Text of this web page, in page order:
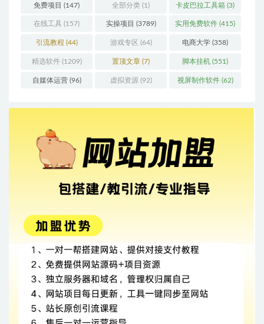
免费项目 (147) 全部分类 (1) 卡皮巴拉工具箱 (3)
在线工具 (157) 实操项目 (3789) 实用免费软件 (415)
引流教程 (44) 游戏专区 (64) 电商大学 (358)
精选软件(1209) 置顶文章 (7) 脚本挂机 (551)
自媒体运营(96) 虚拟资源 (92) 视屏制作软件(62)